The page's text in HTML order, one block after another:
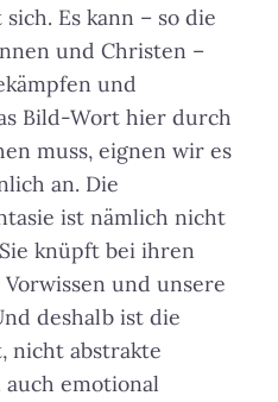
Es kann – so die
und Christen –
und
Bild-Wort hier durch
muss, eignen wir es
an. Die
ist nämlich nicht
knüpft bei ihren
und unsere
deshalb ist die
nicht abstrakte
auch emotional